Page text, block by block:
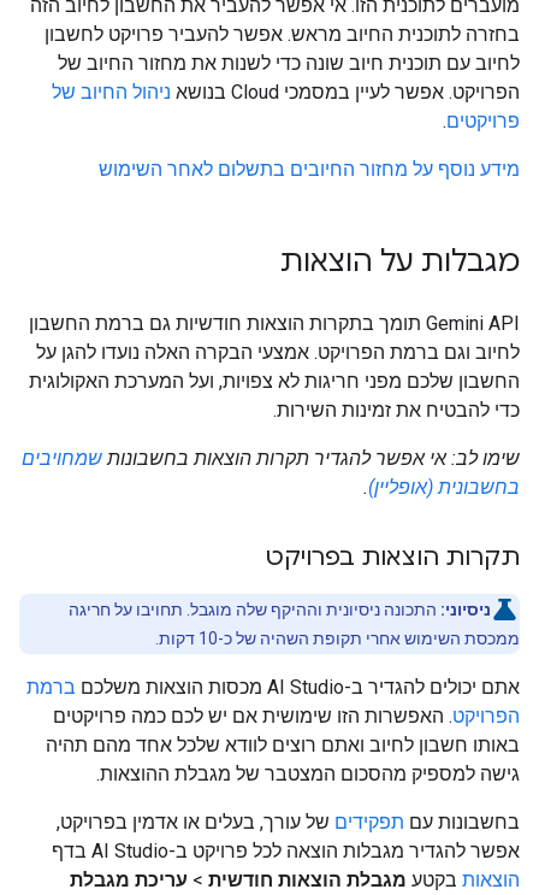
מועברים לתוכנית הזו. אי אפשר להעביר את החשבון לחיוב הזה
בחזרה לתוכנית החיוב מראש. אפשר להעביר פרויקט לחשבון
לחיוב עם תוכנית חיוב שונה כדי לשנות את מחזור החיוב של
הפרויקט. אפשר לעיין במסמכי Cloud בנושא
ניהול החיוב של
פרויקטים.
מידע נוסף על מחזור החיובים בתשלום לאחר השימוש
מגבלות על הוצאות
‫Gemini API תומך בתקרות הוצאות חודשיות גם ברמת החשבון
לחיוב וגם ברמת הפרויקט. אמצעי הבקרה האלה נועדו להגן על
החשבון שלכם מפני חריגות לא צפויות, ועל המערכת האקולוגית
כדי להבטיח את זמינות השירות.
שימו לב: אי אפשר להגדיר תקרות הוצאות בחשבונות שמחויבים
בחשבונית (אופליין).
תקרות הוצאות בפרויקט
ניסיוני: התכונה ניסיונית וההיקף שלה מוגבל. תחויבו על חריגה
ממכסת השימוש אחרי תקופת השהיה של כ-10 דקות.
אתם יכולים להגדיר ב-AI Studio מכסות הוצאות משלכם
ברמת
הפרויקט. האפשרות הזו שימושית אם יש לכם כמה פרויקטים
באותו חשבון לחיוב ואתם רוצים לוודא שלכל אחד מהם תהיה
גישה למספיק מהסכום המצטבר של מגבלת ההוצאות.
בחשבונות עם תפקידים של עורך, בעלים או אדמין בפרויקט,
אפשר להגדיר מגבלות הוצאה לכל פרויקט ב-AI Studio בדף
הוצאות בקטע מגבלת הוצאות חודשית > עריכת מגבלת